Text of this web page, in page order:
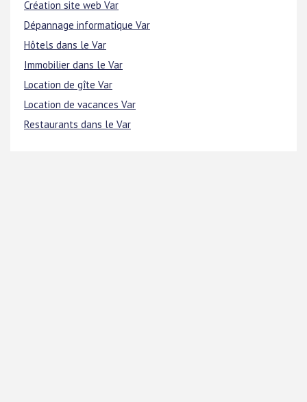
Création site web Var
Dépannage informatique Var
Hôtels dans le Var
Immobilier dans le Var
Location de gîte Var
Location de vacances Var
Restaurants dans le Var